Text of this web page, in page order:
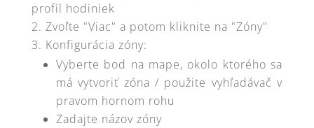
profil hodiniek
Zvoľte "Viac" a potom kliknite na "Zóny"
Konfigurácia zóny:
Vyberte bod na mape, okolo ktorého sa
má vytvoriť zóna / použite vyhľadávač v
pravom hornom rohu
Zadajte názov zóny